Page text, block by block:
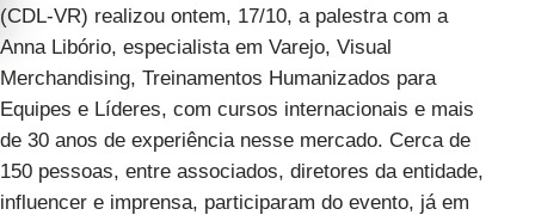
(CDL-VR) realizou ontem, 17/10, a palestra com a
Anna Libório, especialista em Varejo, Visual
Merchandising, Treinamentos Humanizados para
Equipes e Líderes, com cursos internacionais e mais
de 30 anos de experiência nesse mercado. Cerca de
150 pessoas, entre associados, diretores da entidade,
influencer e imprensa, participaram do evento, já em